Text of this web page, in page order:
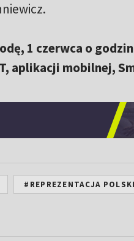
1 czerwca o
aplikacji mobilnej,
#REPREZENTACJA POLSKI